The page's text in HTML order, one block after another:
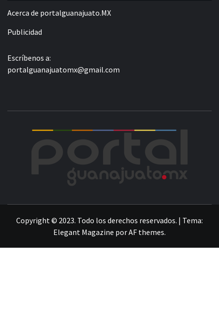
Acerca de portalguanajuato.MX
Publicidad
Escríbenos a:
portalguanajuatomx@gmail.com
Copyright © 2023. Todo los derechos reservados. | Tema:
Elegant Magazine porAF themes.